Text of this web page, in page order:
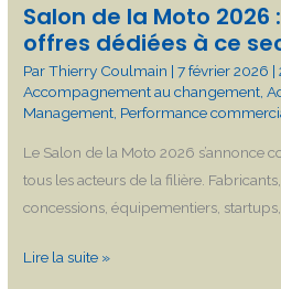
Salon de la Moto 2026
offres dédiées à ce
ParThierry Coulmain |7 février 2026 |
Accompagnement au changement ,
Management Performance
Le Salon de la Moto 2026 s’annonce
tous les acteurs de la filière.
concessions, équipementiers, startups,
Lire la suite »